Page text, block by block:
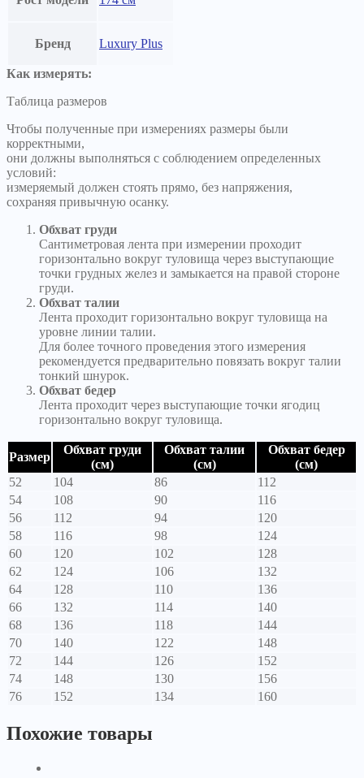
Бренд Luxury Plus
Как измерять:
Таблица размеров
Чтобы полученные при измерениях размеры были
корректными,
они должны выполняться с соблюдением определенных
условий:
измеряемый должен стоять прямо, без напряжения,
сохраняя привычную осанку.
Обхват груди
Сантиметровая лента при измерении проходит
горизонтально вокруг туловища через выступающие
точки грудных желез и замыкается на правой стороне
груди.
Обхват талии
Лента проходит горизонтально вокруг туловища на
уровне линии талии.
Для более точного проведения этого измерения
рекомендуется предварительно повязать вокруг талии
тонкий шнурок.
Обхват бедер
Лента проходит через выступающие точки ягодиц
горизонтально вокруг туловища.
Размер
Обхват груди
(см)
Обхват талии
(см)
Обхват бедер
(см)
52
104 86
112
54
108 90
116
56
112 94
120
58
116 98
124
60
120 102
128
62
124 106
132
64
128 110
136
66
132 114
140
68
136 118
144
70
140 122
148
72
144 126
152
74
148 130
156
76
152 134 160
Похожие товары